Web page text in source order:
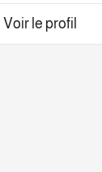
Voir le profil